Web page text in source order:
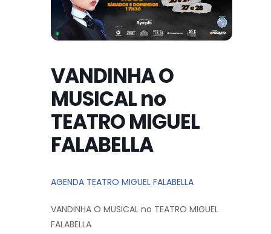
VANDINHA O
MUSICAL no
TEATRO MIGUEL
FALABELLA
AGENDA TEATRO MIGUEL FALABELLA
VANDINHA O MUSICAL no TEATRO MIGUEL
FALABELLA